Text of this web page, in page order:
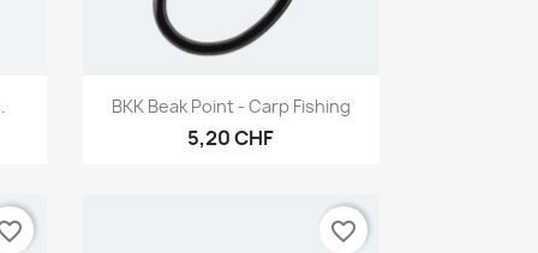
Aperçu rapide
BKK Beak Point - Carp Fishing
5,20 CHF
favorite_border